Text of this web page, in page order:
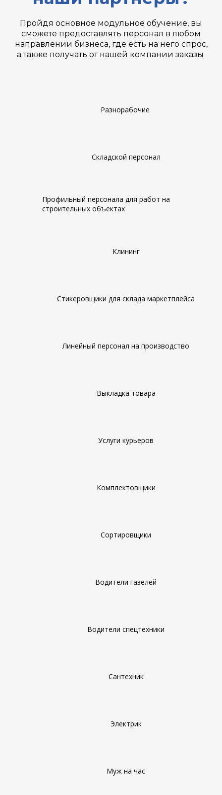
Пройдя основное модульное обучение, вы
сможете предоставлять персонал в любом
направлении бизнеса, где есть на него спрос,
а также получать от нашей компании заказы
Разнорабочие
Складской персонал
Профильный персонала для работ на
строительных объектах
Клининг
Стикеровщики для склада маркетплейса
Линейный персонал на производство
Выкладка товара
Услуги курьеров
Комплектовщики
Сортировщики
Водители газелей
Водители спецтехники
Сантехник
Электрик
Муж на час